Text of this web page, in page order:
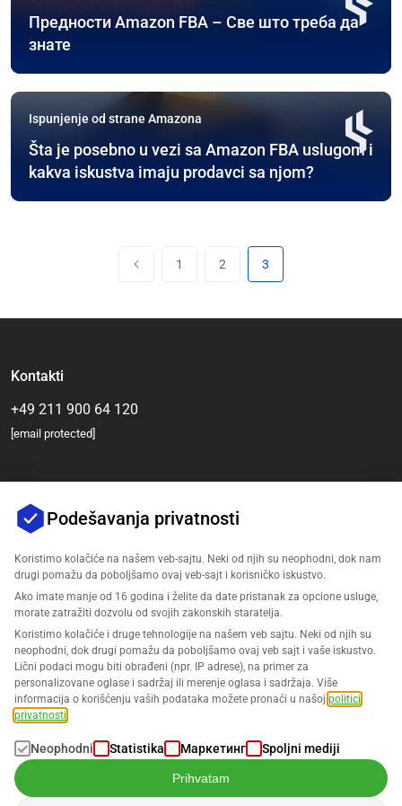
Предности Amazon FBA – Све што треба да
знате
Ispunjenje od strane Amazona
Šta je posebno u vezi sa Amazon FBA uslugom i
kakva iskustva imaju prodavci sa njom?
1 2 3
Kontakti
+49 211 900 64 120
[email protected]
Компанија
Подршка
Rešenja za Amazon
Podešavanja privatnosti
Koristimo kolačiće na našem veb-sajtu. Neki od njih su neophodni, dok nam
drugi pomažu da poboljšamo ovaj veb-sajt i korisničko iskustvo.
Ako imate manje od 16 godina i želite da date pristanak za opcione usluge,
morate zatražiti dozvolu od svojih zakonskih staratelja.
Koristimo kolačiće i druge tehnologije na našem veb sajtu. Neki od njih su
neophodni, dok drugi pomažu da poboljšamo ovaj veb sajt i vaše iskustvo.
Lični podaci mogu biti obrađeni (npr. IP adrese), na primer za
personalizovane oglase i sadržaj ili merenje oglasa i sadržaja. Više
informacija o korišćenju vaših podataka možete pronaći u našoj politici
privatnosti
Neophodni Statistika Маркетинг Spoljni mediji
Prihvatam